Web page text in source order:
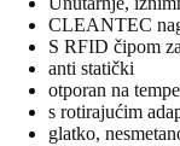
CLEANTEC
S RFID čipom
anti statički
otporan na
s rotirajućim
glatko,